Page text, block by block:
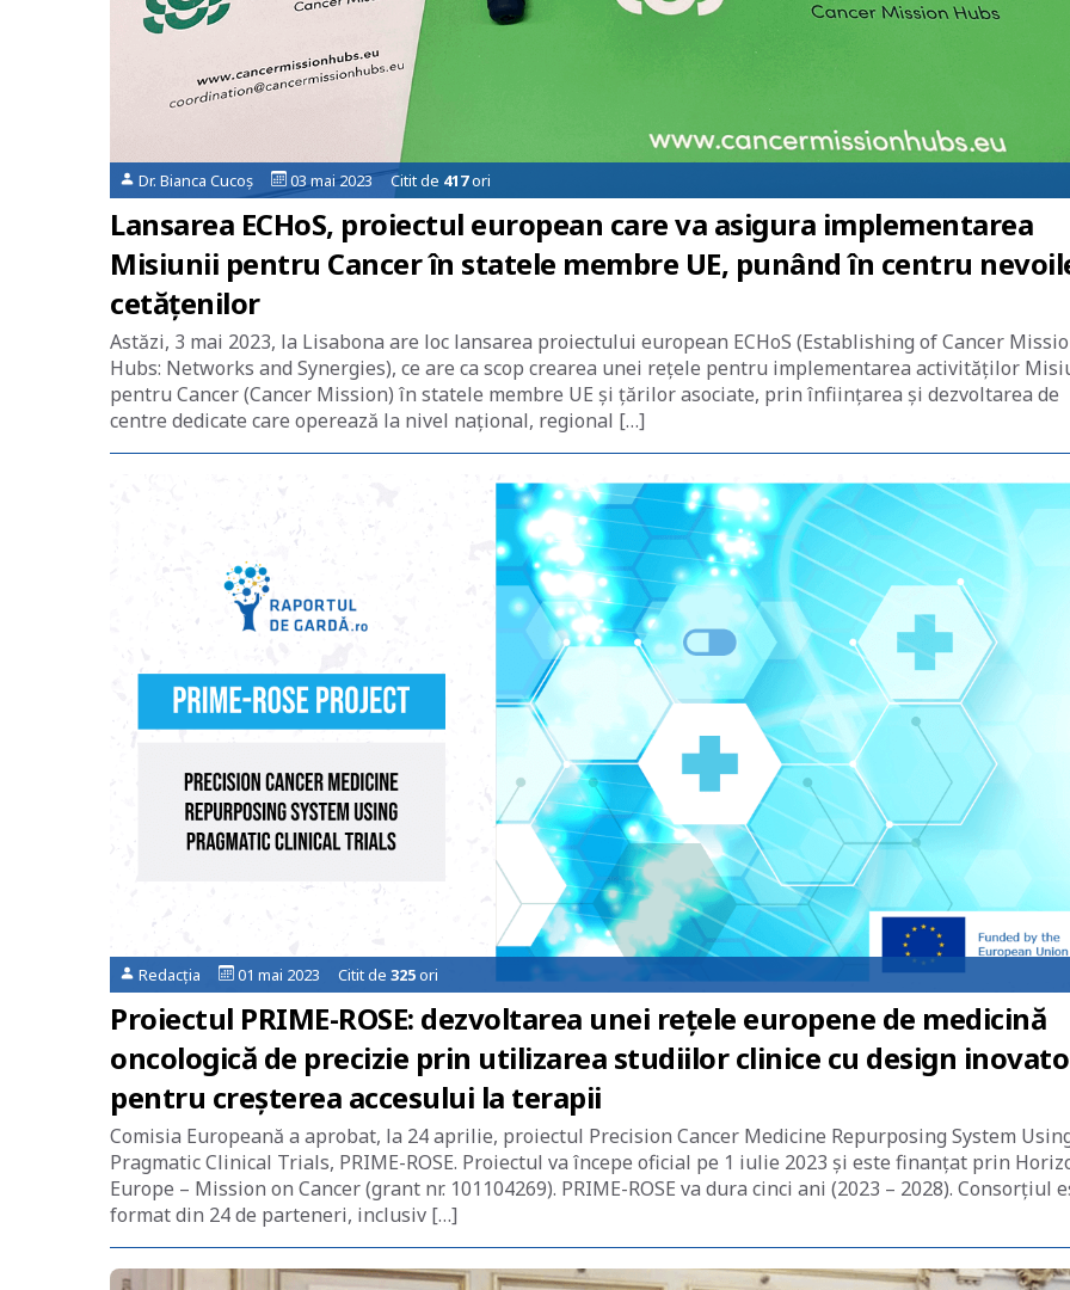
Dr. Bianca Cucoș 03 mai 2023 Citit de 417ori
Lansarea ECHoS, proiectul european care va asigura implementarea
Misiunii pentru Cancer în statele membre UE, punând în centru
cetățenilor
Astăzi, 3 mai 2023, la Lisabona are loc lansarea proiectului european ECHoS (Establishing of Cancer
Hubs: Networks and Synergies), ce are ca scop crearea unei rețele pentru implementarea activităților
pentru Cancer (Cancer Mission) în statele membre UE și țărilor asociate, prin înființarea și dezvoltarea de
centre dedicate care operează la nivel național, regional […]
Redacția 01 mai 2023 Citit de 325ori
Proiectul PRIME-ROSE: dezvoltarea unei rețele europene de medicină
oncologică de precizie prin utilizarea studiilor clinice cu design
pentru creșterea accesului la terapii
Comisia Europeană a aprobat, la 24 aprilie, proiectul Precision Cancer Medicine Repurposing System
Pragmatic Clinical Trials, PRIME-ROSE. Proiectul va începe oficial pe 1 iulie 2023 și este finanțat prin
Europe – Mission on Cancer (grant nr. 101104269). PRIME-ROSE va dura cinci ani (2023 – 2028). Consorțiul
format din 24 de parteneri, inclusiv […]